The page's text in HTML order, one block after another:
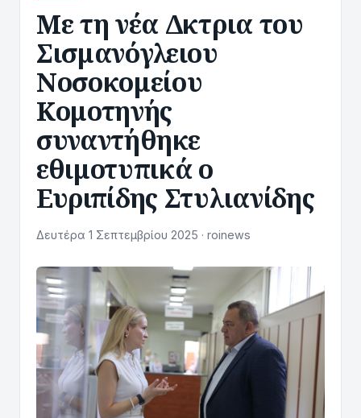
Με τη νέα Δκτρια του
Σισμανόγλειου
Νοσοκομείου
Κομοτηνής
συναντήθηκε
εθιμοτυπικά ο
Ευριπίδης Στυλιανίδης
Δευτέρα 1 Σεπτεμβρίου 2025 · roinews